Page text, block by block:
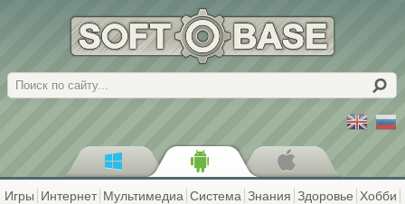
Поиск
Игры Интернет Мультимедиа Система Знания Здоровье Хобби